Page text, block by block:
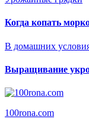
Когда копать
В домашних
Выращивание
100rona.com